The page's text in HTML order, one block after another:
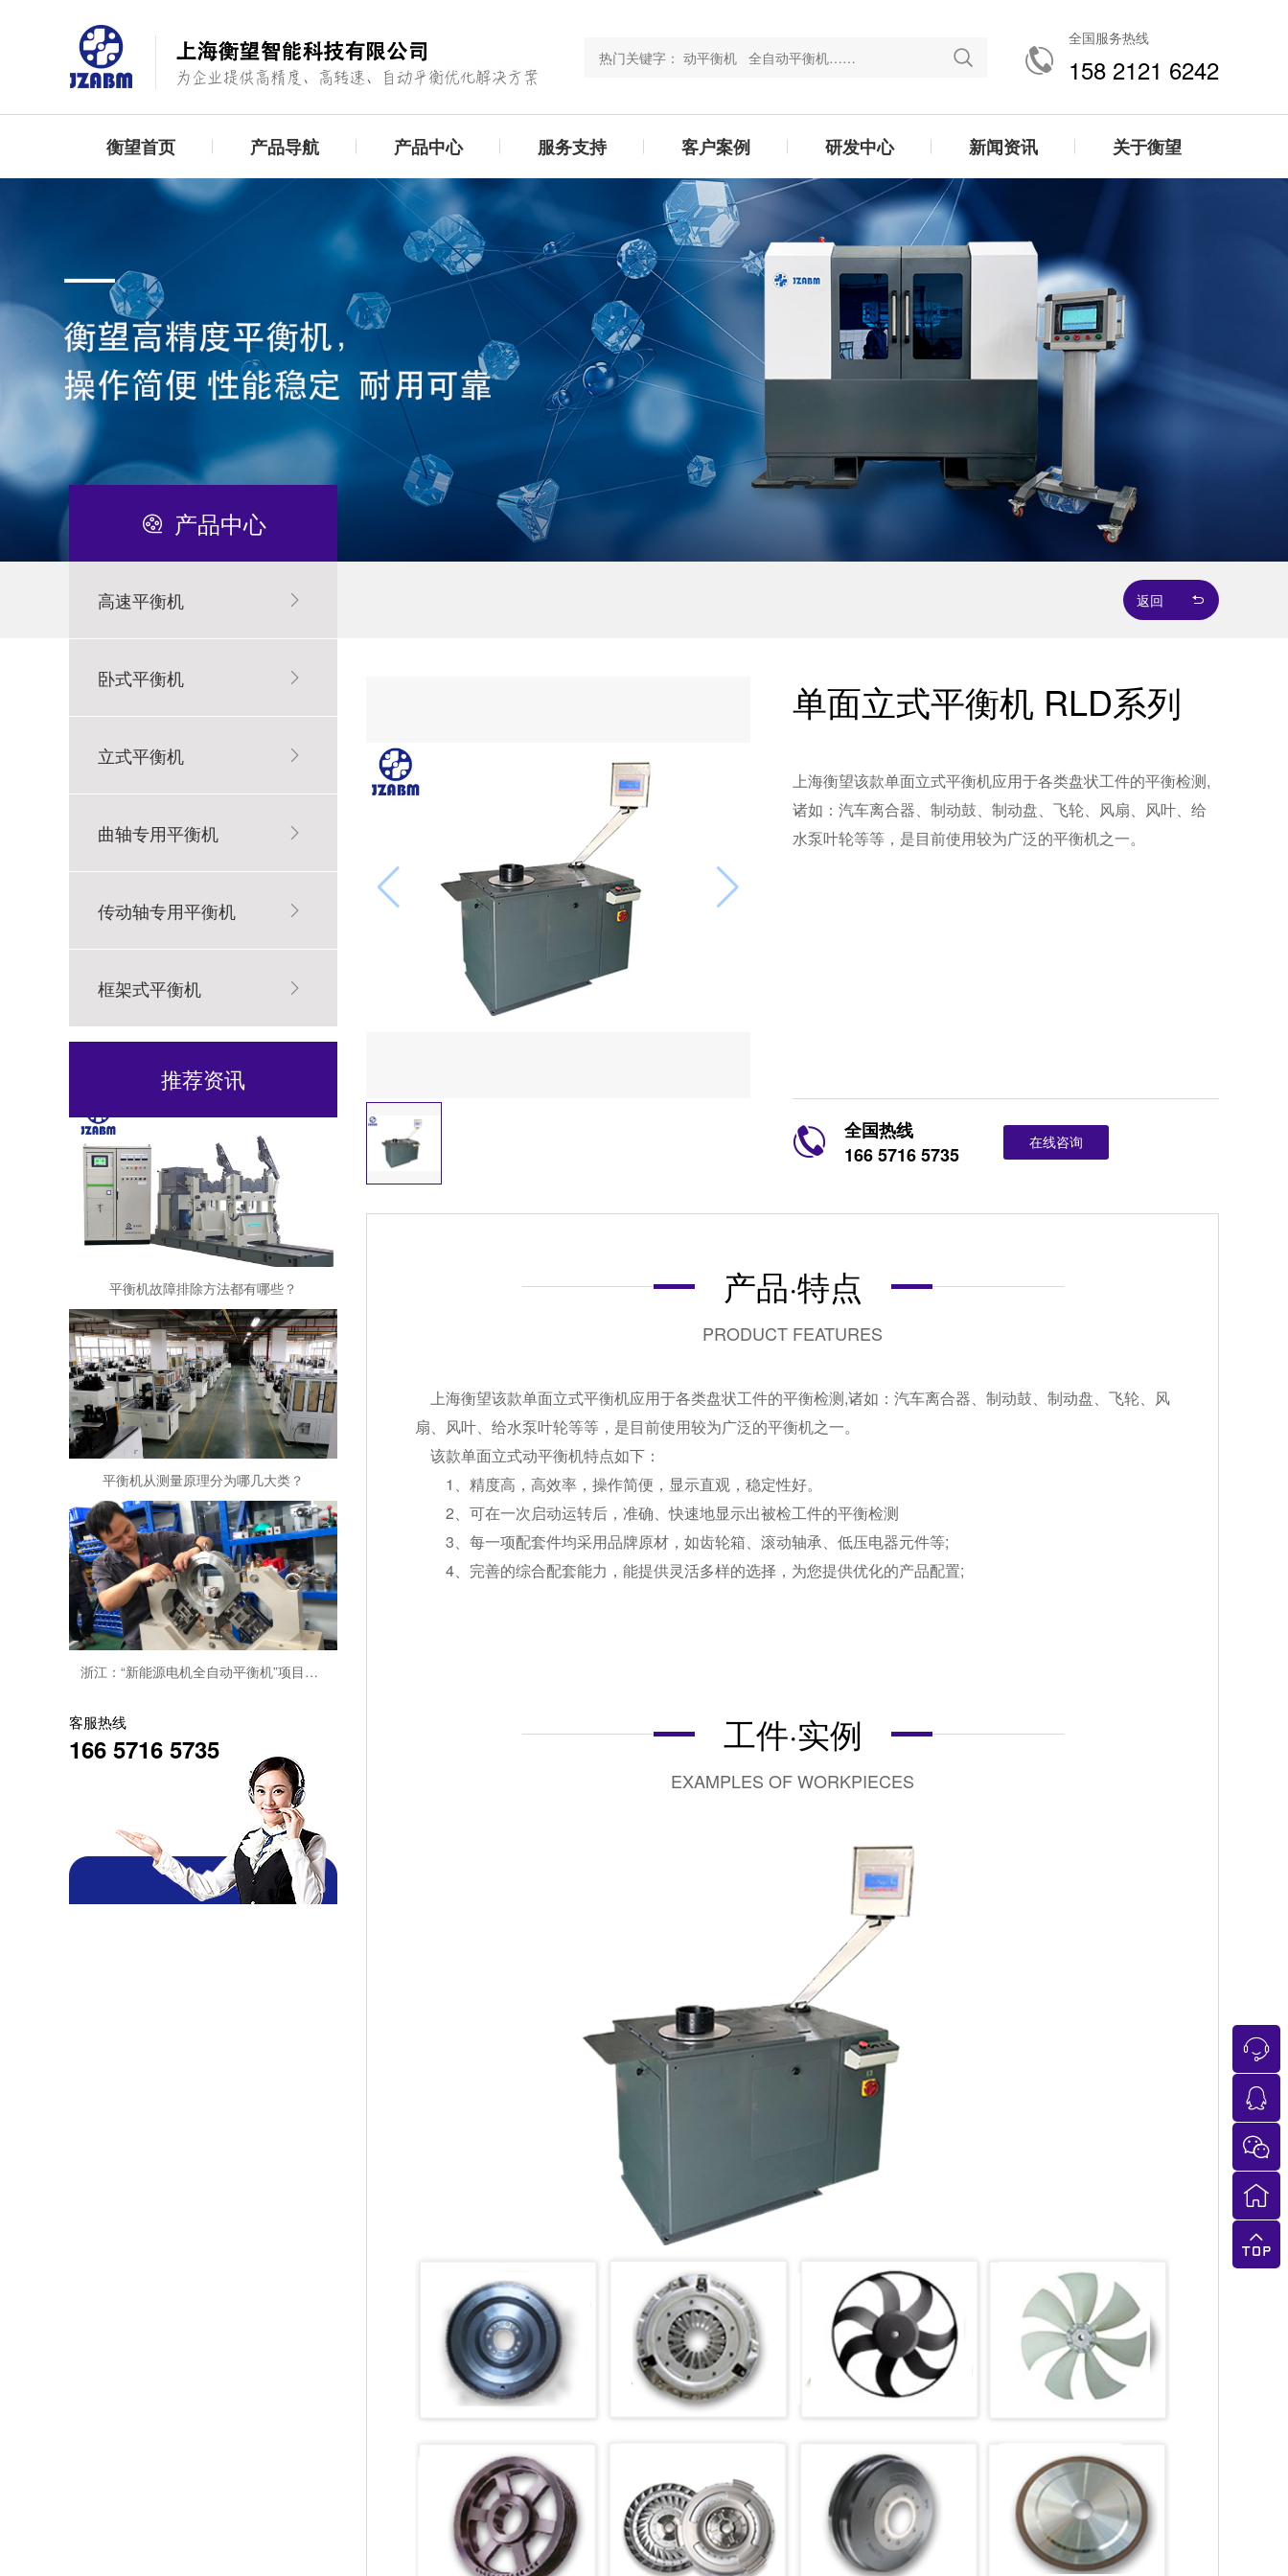
全国服务热线
158 2121 6242
衡望首页 产品导航 产品中心 服务支持 客户案例 研发中心 新闻资讯 关于衡望
产品中心
返回
高速平衡机
卧式平衡机
立式平衡机
曲轴专用平衡机
传动轴专用平衡机
框架式平衡机
推荐资讯
浙江：“新能源电机全自动平衡机”项目完工！
平衡机故障排除方法都有哪些？
平衡机故障排除方法都有哪些？
平衡机从测量原理分为哪几大类？
浙江：“新能源电机全自动平衡机”项目完工！
平衡机故障排除方法都有哪些？
客服热线
166 5716 5735
单面立式平衡机 RLD系列
上海衡望该款单面立式平衡机应用于各类盘状工件的平衡检测,
诸如：汽车离合器、制动鼓、制动盘、飞轮、风扇、风叶、给
水泵叶轮等等，是目前使用较为广泛的平衡机之一。
全国热线
166 5716 5735
在线咨询
产品·特点
PRODUCT FEATURES
上海衡望该款单面立式平衡机应用于各类盘状工件的平衡检测,诸如：汽车离合器、制动鼓、制动盘、飞轮、风
扇、风叶、给水泵叶轮等等，是目前使用较为广泛的平衡机之一。
该款单面立式动平衡机特点如下：
1、精度高，高效率，操作简便，显示直观，稳定性好。
2、可在一次启动运转后，准确、快速地显示出被检工件的平衡检测
3、每一项配套件均采用品牌原材，如齿轮箱、滚动轴承、低压电器元件等;
4、完善的综合配套能力，能提供灵活多样的选择，为您提供优化的产品配置;
工件·实例
EXAMPLES OF WORKPIECES